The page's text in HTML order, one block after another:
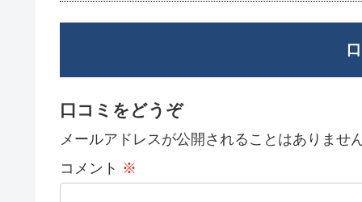
口コミをどうぞ
メールアドレスが公開されることはありません
コメント ※